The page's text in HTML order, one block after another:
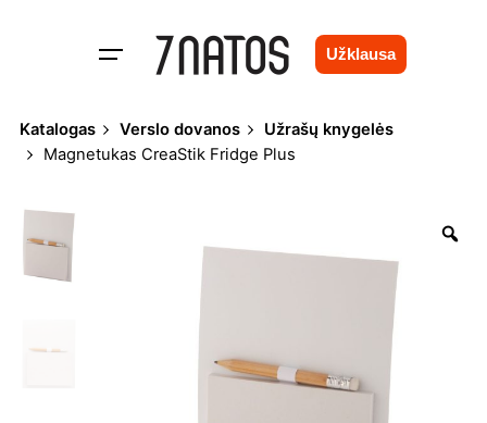
Užklausa
Katalogas Verslo dovanos
Užrašų knygelės
Magnetukas CreaStik Fridge Plus